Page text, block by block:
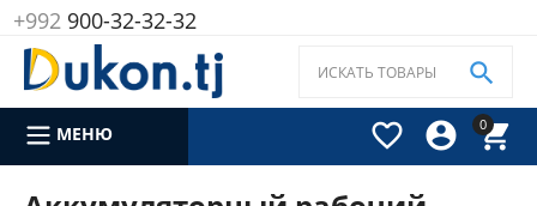
+992900-32-32-32
0




МЕНЮ